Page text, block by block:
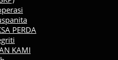
PERDA
KAMI